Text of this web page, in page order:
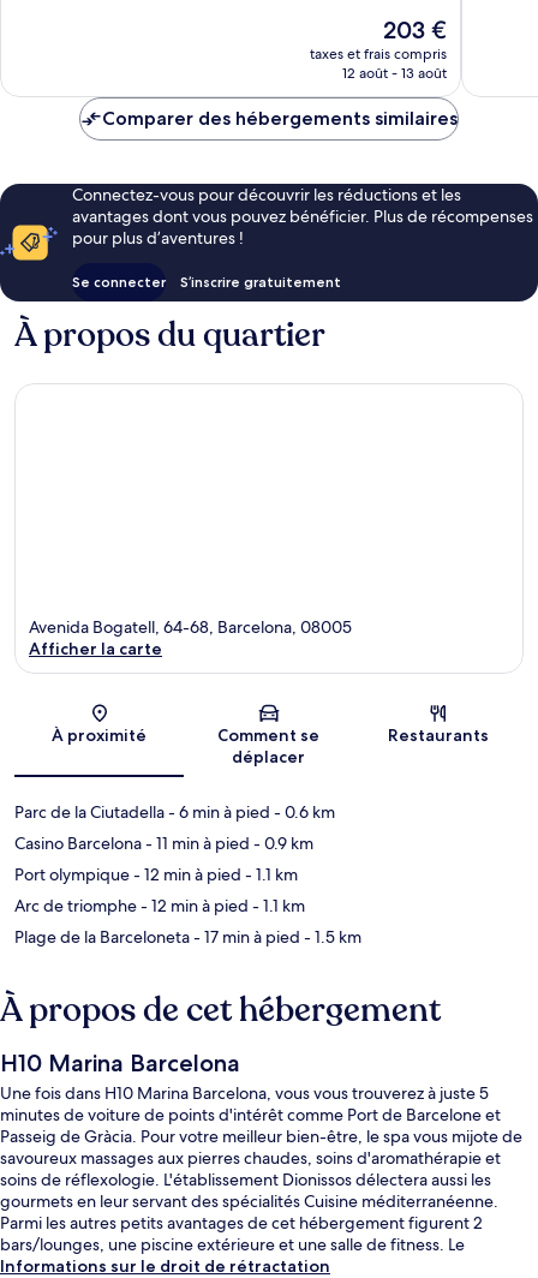
Le
nouveau
prix
de
203 €
taxes et frais compris
12 août - 13 août
Comparer des hébergements similaires
Connectez-vous pour découvrir les réductions et les
avantages dont vous pouvez bénéficier. Plus de récompenses
pour plus d’aventures !
Se connecter S’inscrire gratuitement
À propos du quartier
Carte
Avenida Bogatell, 64-68, Barcelona, 08005
Afficher la carte
À proximité
Comment se
déplacer
Restaurants
Parc de la Ciutadella- 6 min à pied - 0.6 km
Casino Barcelona- 11 min à pied - 0.9 km
Port olympique- 12 min à pied - 1.1 km
Arc de triomphe- 12 min à pied - 1.1 km
Plage de la Barceloneta- 17 min à pied - 1.5 km
À propos de cet hébergement
H10 Marina Barcelona
Une fois dans H10 Marina Barcelona, vous vous trouverez à juste 5
minutes de voiture de points d'intérêt comme Port de Barcelone et
Passeig de Gràcia. Pour votre meilleur bien-être, le spa vous mijote de
savoureux massages aux pierres chaudes, soins d'aromathérapie et
soins de réflexologie. L'établissement Dionissos délectera aussi les
gourmets en leur servant des spécialités Cuisine méditerranéenne.
Parmi les autres petits avantages de cet hébergement figurent 2
bars/lounges, une piscine extérieure et une salle de fitness. Le
personnel attentionné et la présentation générale remportent un vif
Informations sur le droit de rétractation